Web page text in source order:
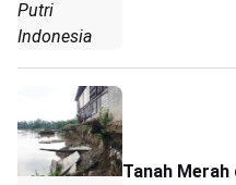
Putri
Indonesia
Tanah Merah